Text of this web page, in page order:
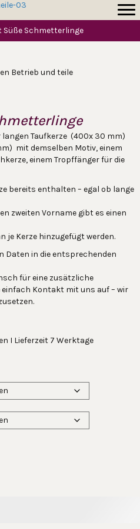
Süße Schmetterlinge
Betrieb und teile
Taufkerze (400x 30 mm)
mit demselben Motiv, einem
einem Tropffänger für die
bereits enthalten – egal ob lange
zweiten Vorname gibt es einen
je Kerze hinzugefügt werden.
Daten in die entsprechenden
für eine zusätzliche
Kontakt mit uns auf – wir
I Lieferzeit 7 Werktage